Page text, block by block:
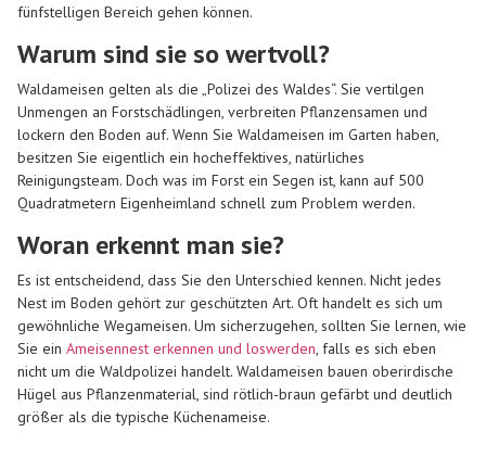
fünfstelligen Bereich gehen können.
Warum sind sie so wertvoll?
Waldameisen gelten als die „Polizei des Waldes“. Sie vertilgen
Unmengen an Forstschädlingen, verbreiten Pflanzensamen und
lockern den Boden auf. Wenn Sie Waldameisen im Garten haben,
besitzen Sie eigentlich ein hocheffektives, natürliches
Reinigungsteam. Doch was im Forst ein Segen ist, kann auf 500
Quadratmetern Eigenheimland schnell zum Problem werden.
Woran erkennt man sie?
Es ist entscheidend, dass Sie den Unterschied kennen. Nicht jedes
Nest im Boden gehört zur geschützten Art. Oft handelt es sich um
gewöhnliche Wegameisen. Um sicherzugehen, sollten Sie lernen, wie
Sie ein Ameisennest erkennen und loswerden, falls es sich eben
nicht um die Waldpolizei handelt. Waldameisen bauen oberirdische
Hügel aus Pflanzenmaterial, sind rötlich-braun gefärbt und deutlich
größer als die typische Küchenameise.